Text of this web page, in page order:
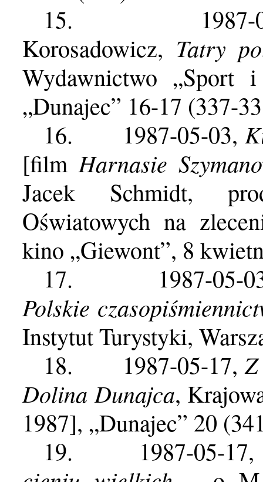
15.
Korosadowicz, Tatry
Wydawnictwo „Sport
„Dunajec” 16-17 (337-
16.
1987-05-03,
[filmHarnasie
Jacek Schmidt,
Oświatowych na
kino „Giewont”, 8
17.
1987-05-
Polskie
Instytut Turystyki,
18.
1987-05-17,
Dolina Dunajca,
1987], „Dunajec” 20
19.
1987-05-